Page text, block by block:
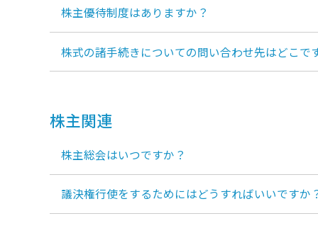
株主優待制度はありますか？
株式の諸手続きについての問い合わせ先はどこで
株主関連
株主総会はいつですか？
議決権行使をするためにはどうすればいいですか